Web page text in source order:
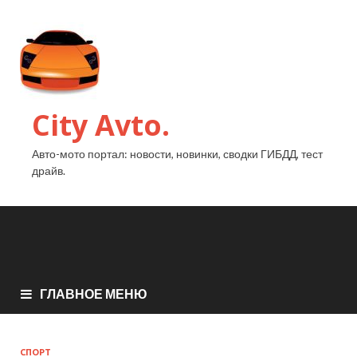
City Avto.
Авто-мото портал: новости, новинки, сводки ГИБДД, тест
драйв.
ГЛАВНОЕ МЕНЮ
СПОРТ